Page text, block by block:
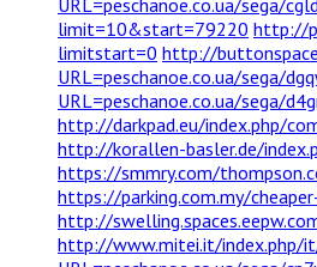
limit=10&start=79220 http://
limitstart=0 http://
URL=peschanoe.co.ua/sega/
URL=peschanoe.co.ua/sega/
http://darkpad.eu/index.php/
http://korallen-basler.de/
https://smmry.com/
https://parking.com.my/
http://
http://www.mitei.it/index.php/